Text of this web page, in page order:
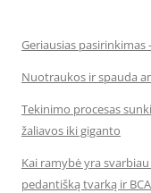
Geriausias
Nuotraukos ir spauda
Tekinimo procesas
žaliavos iki giganto
Kai ramybė yra
pedantišką tvarką ir